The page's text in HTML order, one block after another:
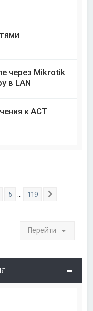
через Mikrotik
в LAN
к АСТ
5 119
Перейти